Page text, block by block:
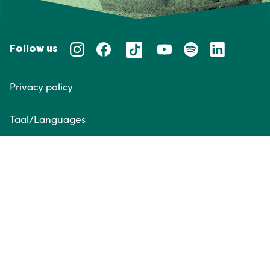
Follow us
Privacy policy
Taal/Languages